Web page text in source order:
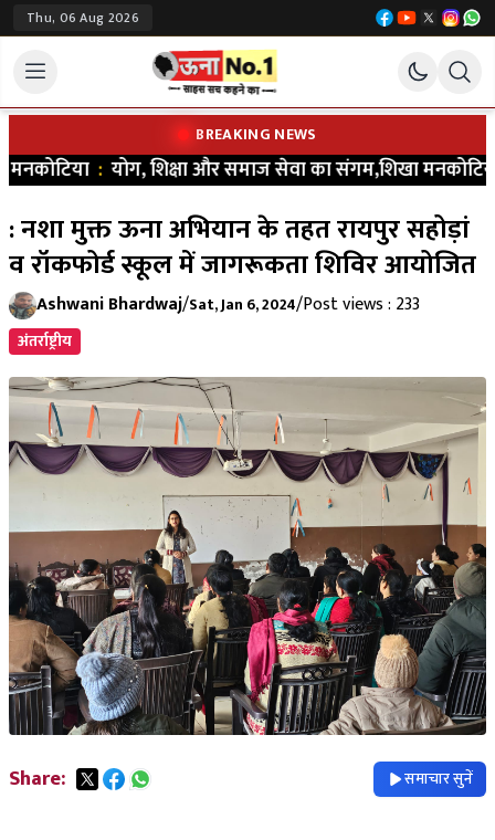
Thu, 06 Aug 2026
BREAKING NEWS
:योग, शिक्षा और समाज सेवा का संगम,शिखा मनकोटिया ने
: नशा मुक्त ऊना अभियान के तहत रायपुर सहोड़ां
व रॉकफोर्ड स्कूल में जागरूकता शिविर आयोजित
Ashwani Bhardwaj/Sat, Jan 6, 2024/Post views : 233
अंतर्राष्ट्रीय
Share: समाचार सुनें